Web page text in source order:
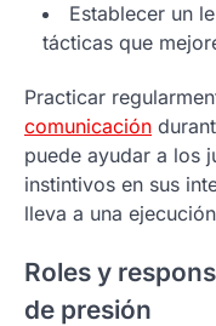
Establecer un
tácticas que
Practicar
comunicación
puede ayudar a los
instintivos en sus
lleva a una
Roles y
de presión